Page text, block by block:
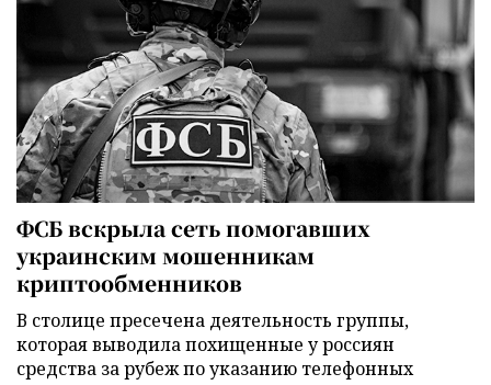
ФСБ вскрыла сеть помогавших
украинским мошенникам
криптообменников
В столице пресечена деятельность группы,
которая выводила похищенные у россиян
средства за рубеж по указанию телефонных